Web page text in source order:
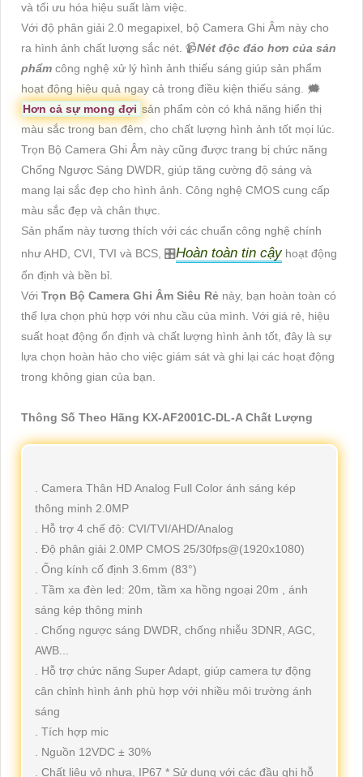
và tối ưu hóa hiệu suất làm việc.
Với độ phân giải 2.0 megapixel, bộ Camera Ghi Âm này cho
ra hình ảnh chất lượng sắc nét. 📹Nét độc đáo hơn của sản
phẩm công nghệ xử lý hình ảnh thiếu sáng giúp sản phẩm
hoạt động hiệu quả ngay cả trong điều kiện thiếu sáng. 🗯️
Hơn cả sự mong đợi sản phẩm còn có khả năng hiển thị
màu sắc trong ban đêm, cho chất lượng hình ảnh tốt mọi lúc.
Trọn Bộ Camera Ghi Âm này cũng được trang bị chức năng
Chống Ngược Sáng DWDR, giúp tăng cường độ sáng và
mang lại sắc đẹp cho hình ảnh. Công nghệ CMOS cung cấp
màu sắc đẹp và chân thực.
Sản phẩm này tương thích với các chuẩn công nghệ chính
như AHD, CVI, TVI và BCS, 🎛Hoàn toàn tin cậyhoạt động
ổn định và bền bỉ.
Với Trọn Bộ Camera Ghi Âm Siêu Rẻ này, bạn hoàn toàn có
thể lựa chọn phù hợp với nhu cầu của mình. Với giá rẻ, hiệu
suất hoạt động ổn định và chất lượng hình ảnh tốt, đây là sự
lựa chọn hoàn hảo cho việc giám sát và ghi lại các hoạt động
trong không gian của bạn.
Thông Số Theo Hãng KX-AF2001C-DL-A Chất Lượng
. Camera Thân HD Analog Full Color ánh sáng kép
thông minh 2.0MP
. Hỗ trợ 4 chế độ: CVI/TVI/AHD/Analog
. Độ phân giải 2.0MP CMOS 25/30fps@(1920x1080)
. Ống kính cố định 3.6mm (83°)
. Tầm xa đèn led: 20m, tầm xa hồng ngoại 20m , ánh
sáng kép thông minh
. Chống ngược sáng DWDR, chống nhiễu 3DNR, AGC,
AWB...
. Hỗ trợ chức năng Super Adapt, giúp camera tự động
cân chỉnh hình ảnh phù hợp với nhiều môi trường ánh
sáng
. Tích hợp mic
. Nguồn 12VDC ± 30%
. Chất liệu vỏ nhựa, IP67 * Sử dụng với các đầu ghi hỗ